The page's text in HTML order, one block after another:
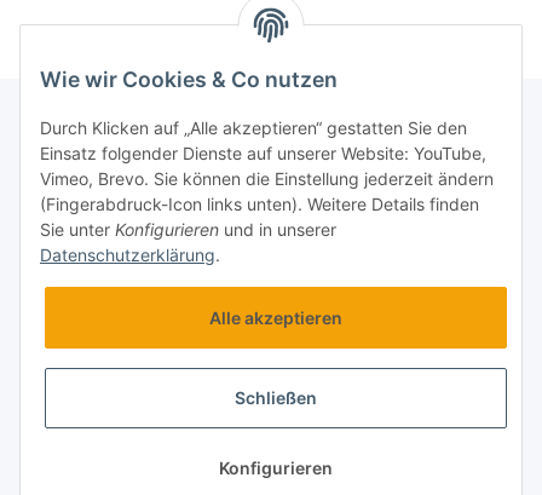
Informationen
B.M.S Service
* Alle Preise zzgl. gesetzlicher USt.
Wie wir Cookies & Co nutzen
Durch Klicken auf „Alle akzeptieren“ gestatten Sie den
Einsatz folgender Dienste auf unserer Website: YouTube,
Vimeo, Brevo. Sie können die Einstellung jederzeit ändern
(Fingerabdruck-Icon links unten). Weitere Details finden
Sie unter Konfigurieren und in unserer
Datenschutzerklärung.
Alle akzeptieren
Schließen
Konfigurieren